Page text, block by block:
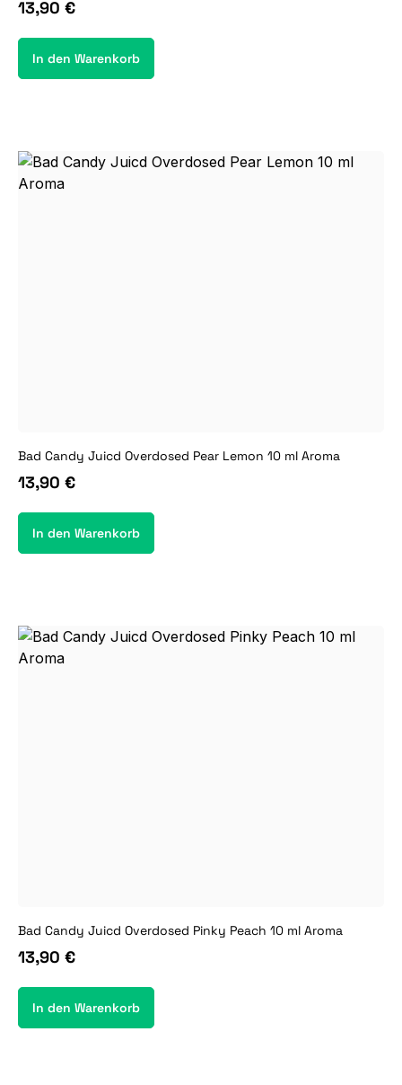
13,90 €
In den Warenkorb
Bad Candy Juicd Overdosed Pear Lemon 10 ml Aroma
13,90 €
In den Warenkorb
Bad Candy Juicd Overdosed Pinky Peach 10 ml Aroma
13,90 €
In den Warenkorb